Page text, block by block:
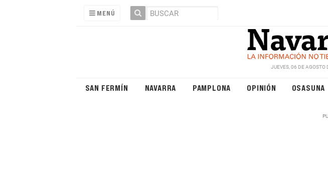
MENÚ
JUEVES, 06 DE AGOSTO
SAN FERMÍN NAVARRA PAMPLONA OPINIÓN OSASUNA